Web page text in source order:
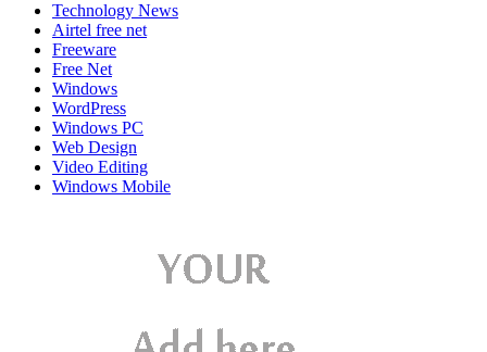
Technology News
Airtel free net
Freeware
Free Net
Windows
WordPress
Windows PC
Web Design
Video Editing
Windows Mobile